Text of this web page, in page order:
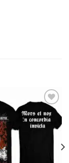
Auf die
Wunschliste